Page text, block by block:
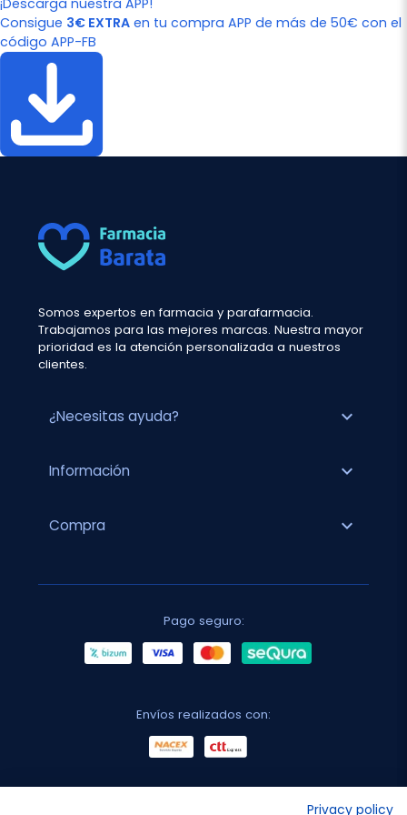
¡Descarga nuestra APP!
Consigue 3€ EXTRA en tu compra APP de más de 50€ con el
código APP-FB
Somos expertos en farmacia y parafarmacia.
Trabajamos para las mejores marcas. Nuestra mayor
prioridad es la atención personalizada a nuestros
clientes.
¿Necesitas ayuda? expand_more
Información expand_more
Compra expand_more
Pago seguro:
Envíos realizados con:
Privacy policy